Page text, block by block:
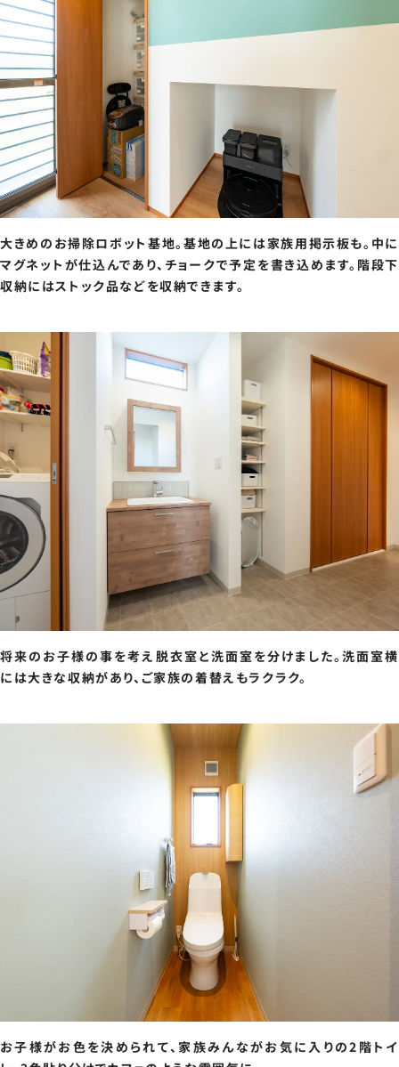
大きめのお掃除ロボット基地。基地の上には家族用掲示板も。中に
マグネットが仕込んであり、チョークで予定を書き込めます。階段下
収納にはストック品などを収納できます。
将来のお子様の事を考え脱衣室と洗面室を分けました。洗面室横
には大きな収納があり、ご家族の着替えもラクラク。
お子様がお色を決められて、家族みんながお気に入りの2階トイ